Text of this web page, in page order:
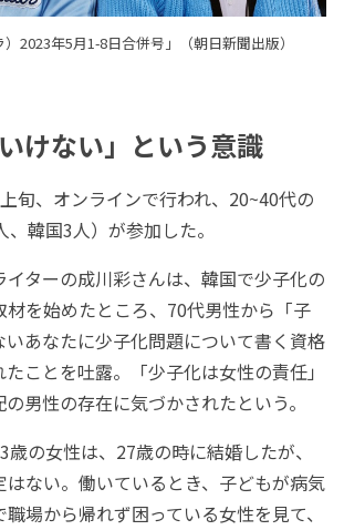
）2023年5月1-8日合併号」（朝日新聞出版）
けない」という意識
旬、オンラインで行われ、20~40代の
韓国3人）が参加した。
ターの成川彩さんは、韓国で少子化の
材を始めたところ、70代男性から「子
いあなたに少子化問題について書く資格
ことを吐露。「少子化は女性の責任」
男性の存在に気づかされたという。
の女性は、27歳の時に結婚したが、
はない。働いているとき、子どもが病気
場から帰れず困っている女性を見て、